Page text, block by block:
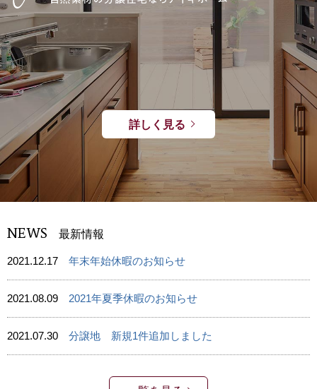
詳しく見る
NEWS 最新情報
2021.12.17 年末年始休暇のお知らせ
2021.08.09 2021年夏季休暇のお知らせ
2021.07.30 分譲地 新規1件追加しました